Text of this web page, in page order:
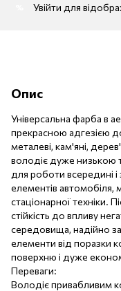
Увійти для
Опис
Універсальна фарба в
прекрасною адгезією
металеві, кам'яні,
володіє дуже низькою
для роботи всередині
елементів автомобіля,
стаціонарної техніки.
стійкість до впливу
середовища, надійно
елементи від поразки
поверхню і дуже
Переваги:
Володіє привабливим